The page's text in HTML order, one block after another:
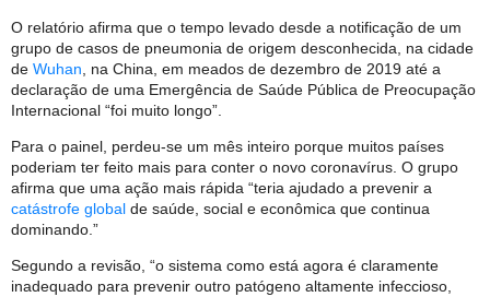
O relatório afirma que o tempo levado desde a notificação de um
grupo de casos de pneumonia de origem desconhecida, na cidade
de Wuhan , na China, em meados de dezembro de 2019 até a
declaração de uma Emergência de Saúde Pública de Preocupação
Internacional “foi muito longo”.
Para o painel, perdeu-se um mês inteiro porque muitos países
poderiam ter feito mais para conter o novo coronavírus. O grupo
afirma que uma ação mais rápida “teria ajudado a prevenir a
catástrofe global de saúde, social e econômica que continua
dominando.”
Segundo a revisão, “o sistema como está agora é claramente
inadequado para prevenir outro patógeno altamente infeccioso,